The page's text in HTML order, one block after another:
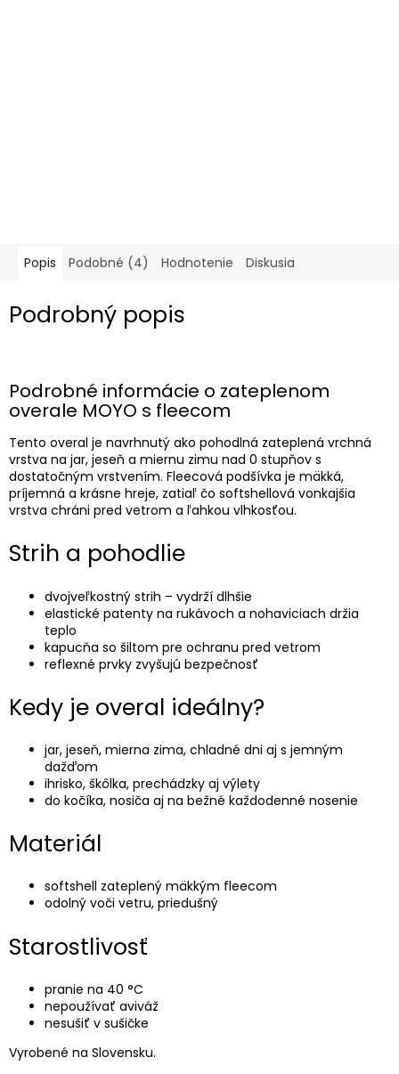
Popis Podobné (4) Hodnotenie Diskusia
Podrobný popis
Podrobné informácie o zateplenom
overale MOYO s fleecom
Tento overal je navrhnutý ako pohodlná zateplená vrchná
vrstva na jar, jeseň a miernu zimu nad 0 stupňov s
dostatočným vrstvením. Fleecová podšívka je mäkká,
príjemná a krásne hreje, zatiaľ čo softshellová vonkajšia
vrstva chráni pred vetrom a ľahkou vlhkosťou.
Strih a pohodlie
dvojveľkostný strih – vydrží dlhšie
elastické patenty na rukávoch a nohaviciach držia
teplo
kapucňa so šiltom pre ochranu pred vetrom
reflexné prvky zvyšujú bezpečnosť
Kedy je overal ideálny?
jar, jeseň, mierna zima, chladné dni aj s jemným
dažďom
ihrisko, škôlka, prechádzky aj výlety
do kočíka, nosiča aj na bežné každodenné nosenie
Materiál
softshell zateplený mäkkým fleecom
odolný voči vetru, priedušný
Starostlivosť
pranie na 40 °C
nepoužívať aviváž
nesušiť v sušičke
Vyrobené na Slovensku.